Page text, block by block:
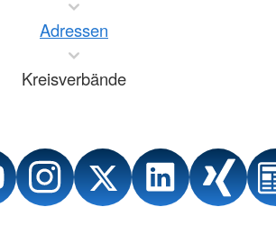
Adressen
Kreisverbände